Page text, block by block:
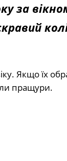
за
Якщо їх
пращури.